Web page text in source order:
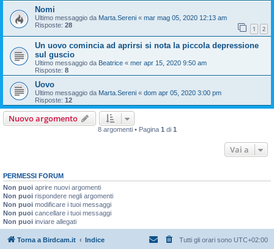
Nomi
Ultimo messaggio da Marta.Sereni « mar mag 05, 2020 12:13 am
Risposte: 28 1 2
Un uovo comincia ad aprirsi si nota la piccola depressione
sul guscio
Ultimo messaggio da Beatrice « mer apr 15, 2020 9:50 am
Risposte: 8
Uovo
Ultimo messaggio da Marta.Sereni « dom apr 05, 2020 3:00 pm
Risposte: 12
Nuovo argomento
8 argomenti • Pagina 1 di 1
Vai a
PERMESSI FORUM
Non puoi aprire nuovi argomenti
Non puoi rispondere negli argomenti
Non puoi modificare i tuoi messaggi
Non puoi cancellare i tuoi messaggi
Non puoi inviare allegati
Torna a Birdcam.it Indice Tutti gli orari sono UTC+02:00